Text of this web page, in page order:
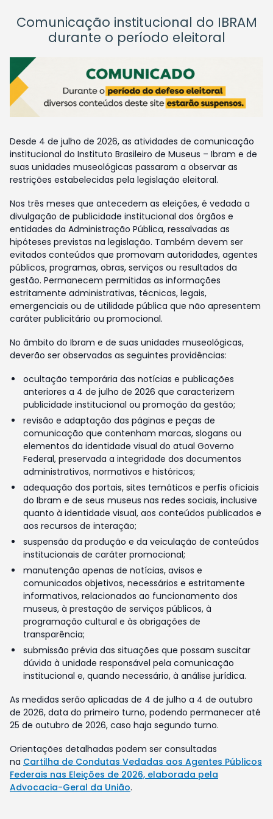
Comunicação institucional do IBRAM
durante o período eleitoral
Desde 4 de julho de 2026, as atividades de comunicação
institucional do Instituto Brasileiro de Museus – Ibram e de
suas unidades museológicas passaram a observar as
restrições estabelecidas pela legislação eleitoral.
Nos três meses que antecedem as eleições, é vedada a
divulgação de publicidade institucional dos órgãos e
entidades da Administração Pública, ressalvadas as
hipóteses previstas na legislação. Também devem ser
evitados conteúdos que promovam autoridades, agentes
públicos, programas, obras, serviços ou resultados da
gestão. Permanecem permitidas as informações
estritamente administrativas, técnicas, legais,
emergenciais ou de utilidade pública que não apresentem
caráter publicitário ou promocional.
No âmbito do Ibram e de suas unidades museológicas,
deverão ser observadas as seguintes providências:
ocultação temporária das notícias e publicações
anteriores a 4 de julho de 2026 que caracterizem
publicidade institucional ou promoção da gestão;
revisão e adaptação das páginas e peças de
comunicação que contenham marcas, slogans ou
elementos da identidade visual do atual Governo
Federal, preservada a integridade dos documentos
administrativos, normativos e históricos;
adequação dos portais, sites temáticos e perfis oficiais
do Ibram e de seus museus nas redes sociais, inclusive
quanto à identidade visual, aos conteúdos publicados e
aos recursos de interação;
suspensão da produção e da veiculação de conteúdos
institucionais de caráter promocional;
manutenção apenas de notícias, avisos e
comunicados objetivos, necessários e estritamente
informativos, relacionados ao funcionamento dos
museus, à prestação de serviços públicos, à
programação cultural e às obrigações de
transparência;
submissão prévia das situações que possam suscitar
dúvida à unidade responsável pela comunicação
institucional e, quando necessário, à análise jurídica.
As medidas serão aplicadas de 4 de julho a 4 de outubro
de 2026, data do primeiro turno, podendo permanecer até
25 de outubro de 2026, caso haja segundo turno.
Orientações detalhadas podem ser consultadas
na Cartilha de Condutas Vedadas aos Agentes Públicos
Federais nas Eleições de 2026, elaborada pela
Advocacia-Geral da União.